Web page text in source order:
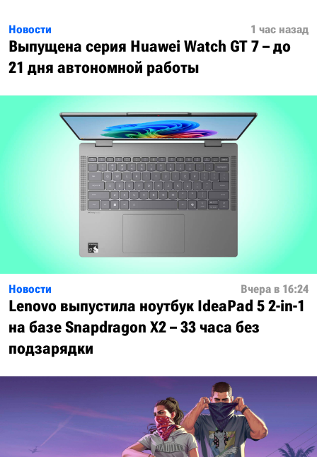
Новости 1 час назад
Выпущена серия Huawei Watch GT 7 – до
21 дня автономной работы
Новости Вчера в 16:24
Lenovo выпустила ноутбук IdeaPad 5 2-in-1
на базе Snapdragon X2 – 33 часа без
подзарядки